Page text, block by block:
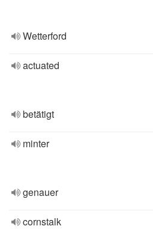
Wetterford
actuated
betätigt
minter
genauer
cornstalk